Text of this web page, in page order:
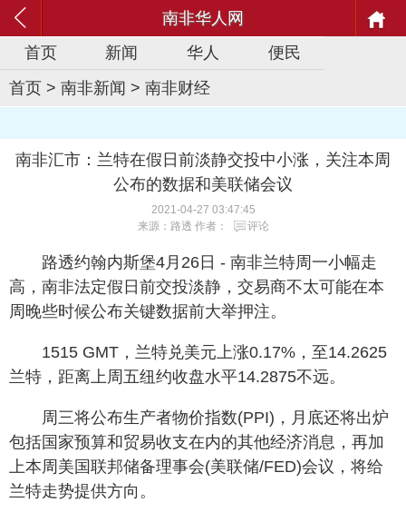
南非华人网
首页
新闻 华人
便民
首页 > 南非新闻 > 南非财经
南非汇市：兰特在假日前淡静交投中小涨，关注本周
公布的数据和美联储会议
2021-04-27 03:47:45
来源：路透 作者：
评论
路透约翰内斯堡4月26日 - 南非兰特周一小幅走
高，南非法定假日前交投淡静，交易商不太可能在本
周晚些时候公布关键数据前大举押注。
1515 GMT，兰特兑美元上涨0.17%，至14.2625
兰特，距离上周五纽约收盘水平14.2875不远。
周三将公布生产者物价指数(PPI)，月底还将出炉
包括国家预算和贸易收支在内的其他经济消息，再加
上本周美国联邦储备理事会(美联储/FED)会议，将给
兰特走势提供方向。